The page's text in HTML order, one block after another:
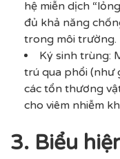
hệ miễn dịch
đủ khả năng
trong môi trường.
Ký sinh trùng:
trú qua phổi (như
các tổn thương
cho viêm nhiễm
3. Biểu